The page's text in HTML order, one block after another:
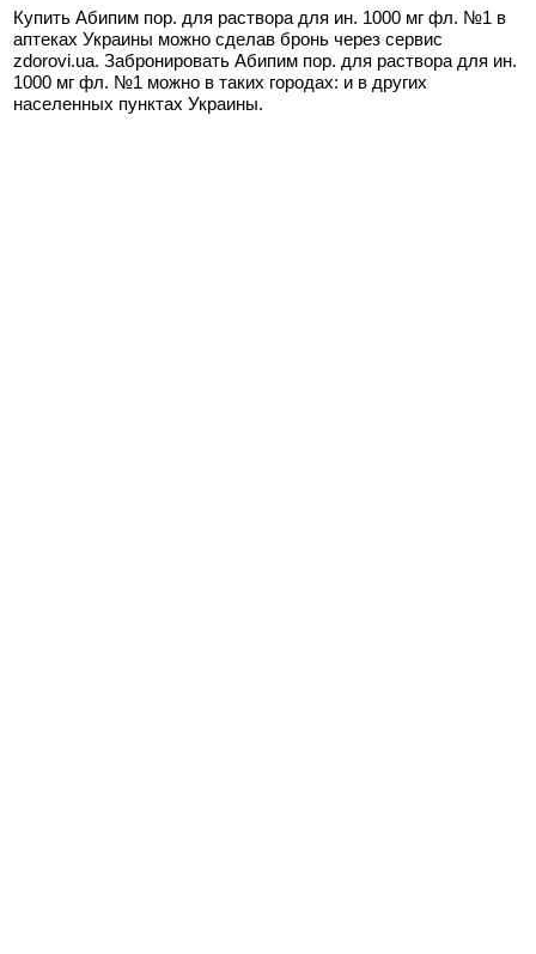
Купить Абипим пор. для раствора для ин. 1000 мг фл. №1 в
аптеках Украины можно сделав бронь через сервис
zdorovi.ua. Забронировать Абипим пор. для раствора для ин.
1000 мг фл. №1 можно в таких городах: и в других
населенных пунктах Украины.